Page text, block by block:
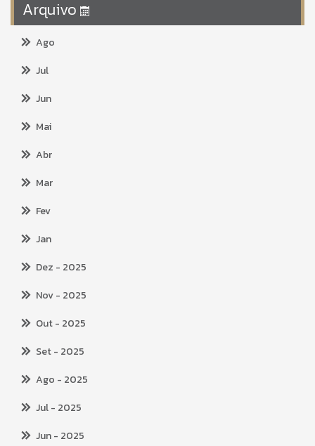
Arquivo
Ago
Jul
Jun
Mai
Abr
Mar
Fev
Jan
Dez - 2025
Nov- 2025
Out- 2025
Set- 2025
Ago - 2025
Jul- 2025
Jun- 2025